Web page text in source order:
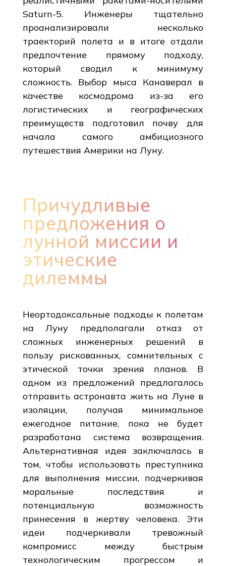
Saturn-5. Инженеры тщательно
проанализировали несколько
траекторий полета и в итоге отдали
предпочтение прямому подходу,
который сводил к минимуму
сложность. Выбор мыса Канаверал в
качестве космодрома из-за его
логистических и географических
преимуществ подготовил почву для
начала самого амбициозного
путешествия Америки на Луну.
Причудливые
предложения о
лунной миссии и
этические
дилеммы
Неортодоксальные подходы к полетам
на Луну предполагали отказ от
сложных инженерных решений в
пользу рискованных, сомнительных с
этической точки зрения планов. В
одном из предложений предлагалось
отправить астронавта жить на Луне в
изоляции, получая минимальное
ежегодное питание, пока не будет
разработана система возвращения.
Альтернативная идея заключалась в
том, чтобы использовать преступника
для выполнения миссии, подчеркивая
моральные последствия и
потенциальную возможность
принесения в жертву человека. Эти
идеи подчеркивали тревожный
компромисс между быстрым
технологическим прогрессом и